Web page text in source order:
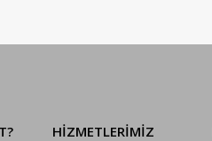
HİZMETLERİMİZ